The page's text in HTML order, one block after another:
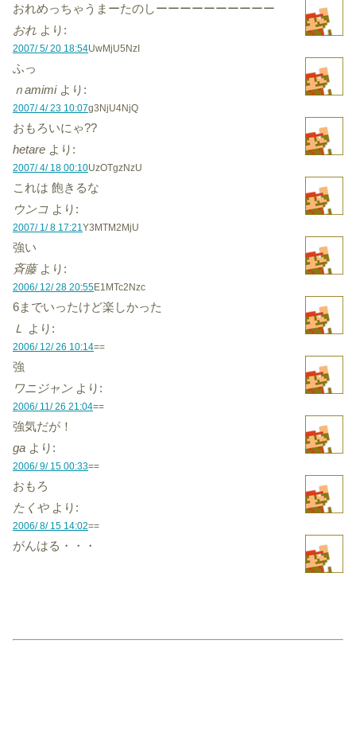
おれめっちゃうまーたのしーーーーーーーーーー
おれ より:
2007/ 5/ 20 18:54UwMjU5NzI
ふっ
ｎamimi より:
2007/ 4/ 23 10:07g3NjU4NjQ
おもろいにゃ??
hetare より:
2007/ 4/ 18 00:10UzOTgzNzU
これは 飽きるな
ウンコ より:
2007/ 1/ 8 17:21 Y3MTM2MjU
強い
斉藤 より:
2006/ 12/ 28 20:55E1MTc2Nzc
6までいったけど楽しかった
Ｌ
より:
2006/ 12/ 26 10:14==
強
ワニジャン より:
2006/ 11/ 26 21:04==
強気だが！
ga より:
2006/ 9/ 15 00:33==
おもろ
たくや より:
2006/ 8/ 15 14:02==
がんはる・・・